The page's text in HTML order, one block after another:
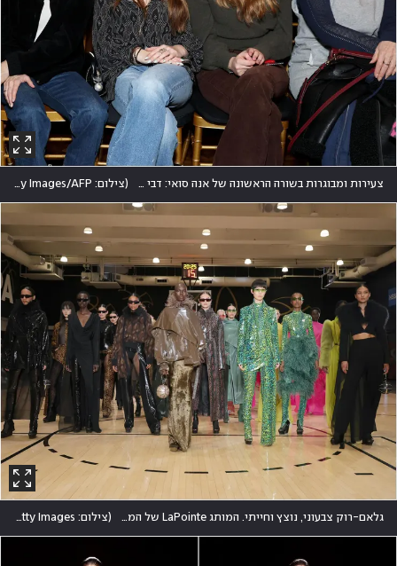
צעירות ומבוגרות בשורה הראשונה של אנה סואי: דבי הארי, פלורה קרין, רומי מארס וסופיה קופולה (צילום: Dominik Bindl/Getty Images/AFP
גלאם-רוק צבעוני, נוצץ וחייתי. המותג LaPointe של המעצבת סאלי לפוינט במחווה לשנות ה-70 הזוהרות (צילום: Dia Dipasupil/Getty Images